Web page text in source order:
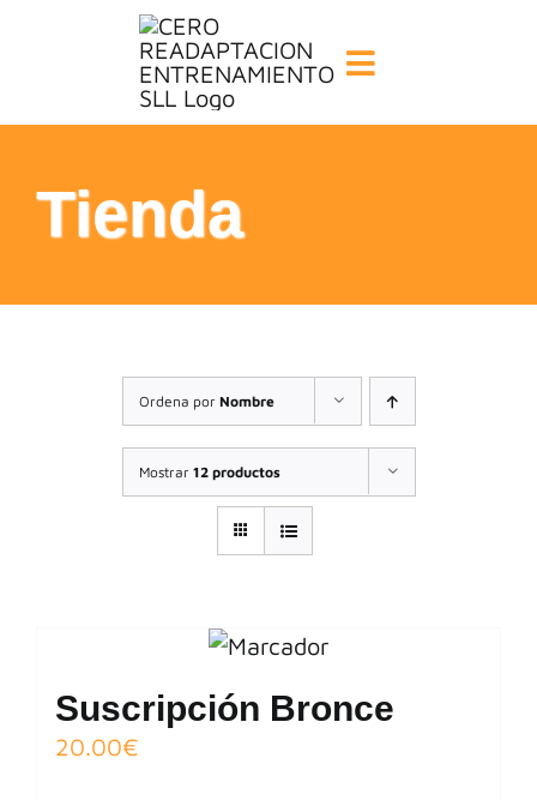
Toggle
Navigation
TE AYUDAMOS
FORMACIÓN
Tienda
Ordena por Nombre
Mostrar 12 productos
Suscripción Bronce
20.00€